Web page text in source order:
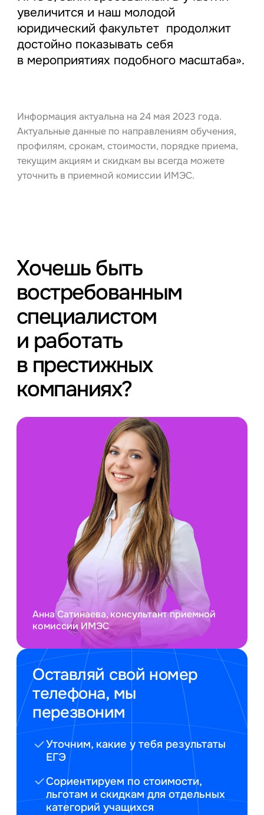
увеличится и наш молодой
юридический факультет продолжит
достойно показывать себя
в мероприятиях подобного масштаба».
Информация актуальна на 24 мая 2023 года.
Актуальные данные по направлениям обучения,
профилям, срокам, стоимости, порядке приема,
текущим акциям и скидкам вы всегда можете
уточнить в приемной комиссии ИМЭС.
Хочешь быть
востребованным
специалистом
и работать
в престижных
компаниях?
Оставляй свой номер
телефона, мы
перезвоним
Уточним, какие у тебя результаты
ЕГЭ
Сориентируем по стоимости,
льготам и скидкам для отдельных
категорий учащихся
Анна Сатинаева, консультант приемной
комиссии ИМЭС